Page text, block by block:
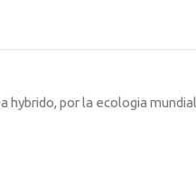
por la ecologia